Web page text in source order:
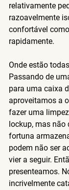
relativamente
razoavelmente
confortável
rapidamente.
Onde estão
Passando de
para uma caixa
aproveitamos a
fazer uma
lockup, mas não
fortuna
podem não ser
vier a seguir.
presenteamos.
incrivelmente